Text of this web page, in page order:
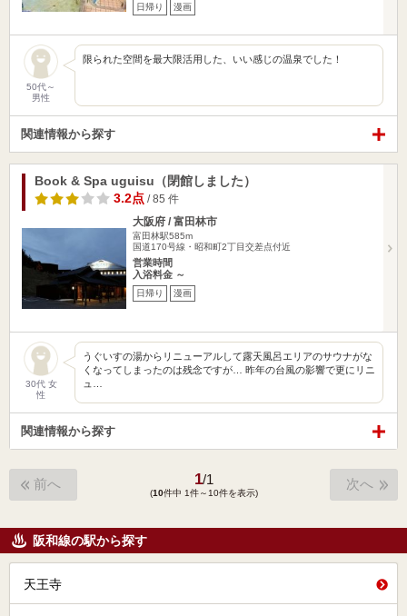
日帰り 漫画
50代～
男性
限られた空間を最大限活用した、いい感じの温泉でした！
関連情報から探す
Book & Spa uguisu（閉館しました）
3.2点 / 85 件
大阪府 / 富田林市
富田林駅585m
国道170号線・昭和町2丁目交差点付近
営業時間
入浴料金 ～
日帰り 漫画
30代 女
性
うぐいすの湯からリニューアルして露天風呂エリアのサウナがな
くなってしまったのは残念ですが… 昨年の台風の影響で更にリニ
ュ…
関連情報から探す
前へ 1/1
(10件中 1件～10件を表示)
次へ
阪和線の駅から探す
天王寺